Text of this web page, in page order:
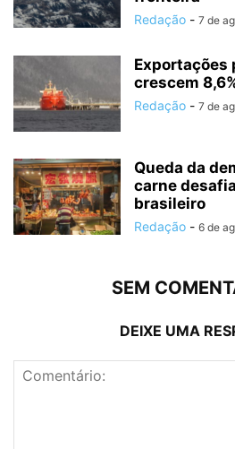
Redação - 7 de
Exportações
crescem
Redação - 7 de
Queda da
carne
brasileiro
Redação - 6 de
SEM
DEIXE UMA